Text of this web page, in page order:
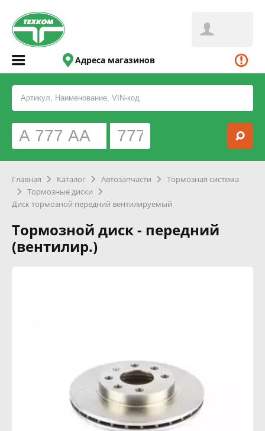
Адреса магазинов
Главная Каталог Автозапчасти
Тормозная система
Тормозные диски
Диск тормозной передний вентилируемый
Тормозной диск - передний
(вентилир.)